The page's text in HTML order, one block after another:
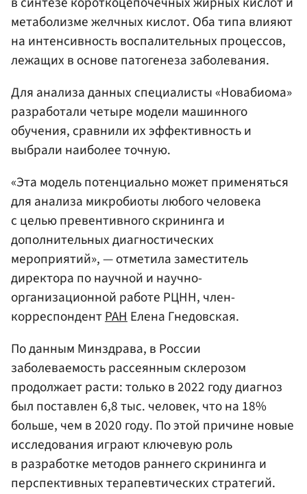
метаболизме желчных кислот. Оба типа влияют
на интенсивность воспалительных процессов,
лежащих в основе патогенеза заболевания.
Для анализа данных специалисты «Новабиома»
разработали четыре модели машинного
обучения, сравнили их эффективность и
выбрали наиболее точную.
«Эта модель потенциально может применяться
для анализа микробиоты любого человека
с целью превентивного скрининга и
дополнительных диагностических
мероприятий», — отметила заместитель
директора по научной и научно-
организационной работе РЦНН, член-
корреспондентРАНЕлена Гнедовская.
По данным Минздрава, в России
заболеваемость рассеянным склерозом
продолжает расти: только в 2022 году диагноз
был поставлен 6,8 тыс. человек, что на 18%
больше, чем в 2020 году. По этой причине новые
исследования играют ключевую роль
в разработке методов раннего скрининга и
перспективных терапевтических стратегий.